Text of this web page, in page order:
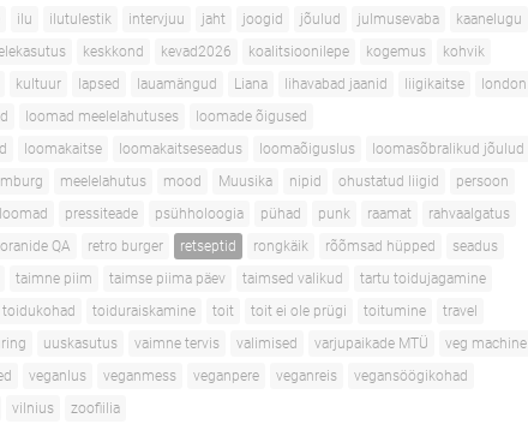
ilu ilutulestik intervjuu jaht joogid jõulud julmusevaba
kaanelugu
keskkond kevad2026 koalitsioonilepe kogemus
kohvik
kultuur lapsed lauamängud Liana lihavabad jaanid liigikaitse
london
loomad meelelahutuses
loomade õigused
loomakaitse loomakaitseseadus loomaõiguslus
loomasõbralikud jõulud
meelelahutus mood Muusika nipid ohustatud liigid
persoon
pressiteade psühholoogia pühad punk raamat
rahvaalgatus
QA retro burger retseptid rongkäik rõõmsad hüpped
seadus
taimne piim taimse piima päev taimsed valikud
tartu toidujagamine
toidukohad toiduraiskamine toit toit ei ole prügi toitumine
travel
uuskasutus vaimne tervis valimised varjupaikade MTÜ
veg machine
veganlus veganmess veganpere veganreis
vegansöögikohad
vilnius zoofiilia